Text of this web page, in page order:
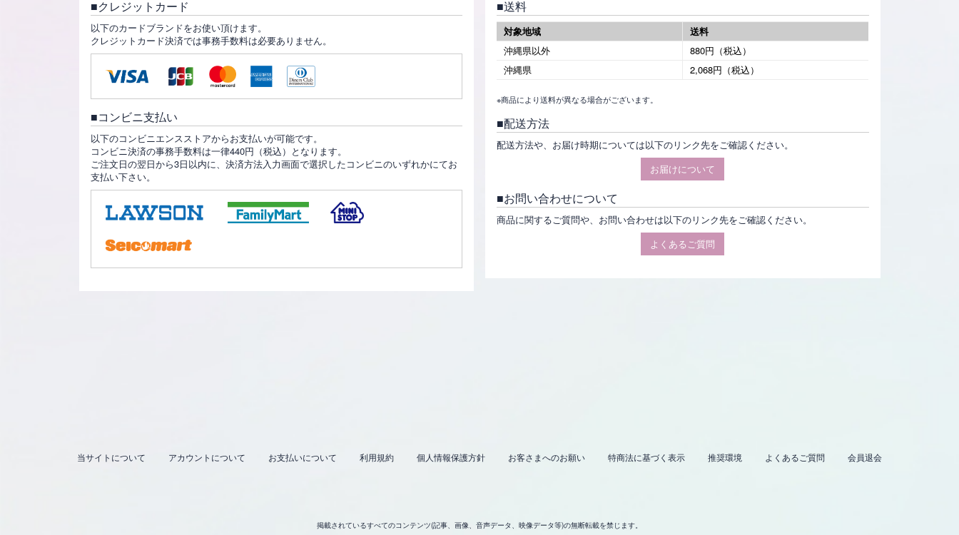
クレジットカード
以下のカードブランドをお使い頂けます。
クレジットカード決済では事務手数料は必要ありません。
コンビニ支払い
以下のコンビニエンスストアからお支払いが可能です。
コンビニ決済の事務手数料は一律440円（税込）となります。
ご注文日の翌日から3日以内に、決済方法入力画面で選択したコンビニのいずれかにてお
支払い下さい。
送料
対象地域
送料
沖縄県以外
880円（税込）
沖縄県
2,068円（税込）
※商品により送料が異なる場合がございます。
配送方法
配送方法や、お届け時期については以下のリンク先をご確認ください。
お届けについて
お問い合わせについて
商品に関するご質問や、お問い合わせは以下のリンク先をご確認ください。
よくあるご質問
当サイトについて アカウントについて お支払いについて 利用規約 個人情報保護方針 お客さまへのお願い 特商法に基づく表示 推奨環境 よくあるご質問 会員退会
掲載されているすべてのコンテンツ(記事、画像、音声データ、映像データ等)の無断転載を禁じます。